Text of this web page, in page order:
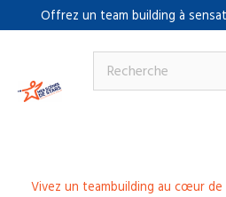
Offrez un team building à
au
Vivez un teambuilding au cœur de